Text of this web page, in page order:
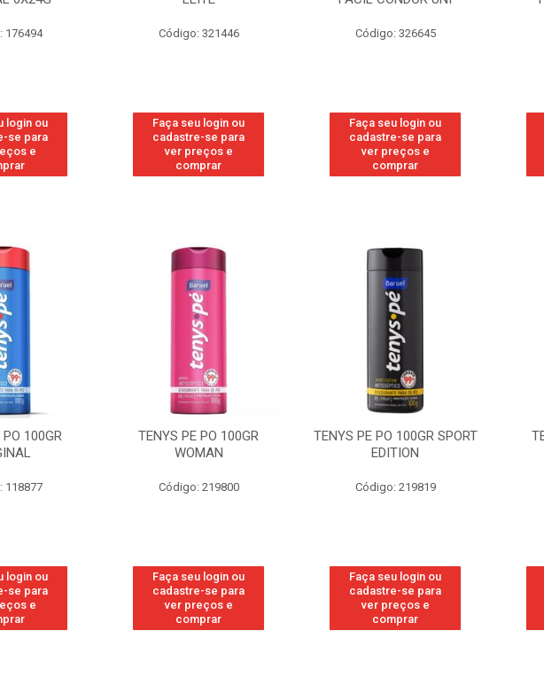
176494
login ou
se para
e
Código: 321446
Faça seu login ou
cadastre-se para
ver preços e
comprar
Código: 326645
Faça seu login ou
cadastre-se para
ver preços e
comprar
100GR
118877
login ou
se para
e
TENYS PE PO 100GR
WOMAN
Código: 219800
Faça seu login ou
cadastre-se para
ver preços e
comprar
TENYS PE PO 100GR SPORT
EDITION
Código: 219819
Faça seu login ou
cadastre-se para
ver preços e
comprar